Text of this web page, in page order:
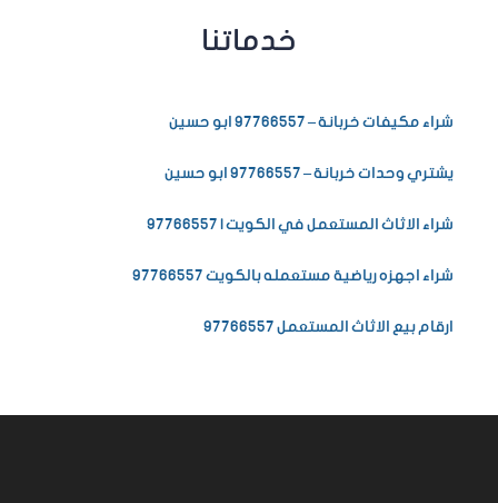
خدماتنا
شراء مكيفات خربانة – 97766557 ابو حسين
يشتري وحدات خربانة – 97766557 ابو حسين
شراء الاثاث المستعمل في الكويت | 97766557
شراء اجهزه رياضية مستعمله بالكويت 97766557
ارقام بيع الاثاث المستعمل 97766557